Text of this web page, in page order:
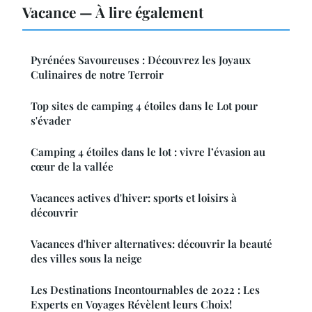
Vacance — À lire également
Pyrénées Savoureuses : Découvrez les Joyaux
Culinaires de notre Terroir
Top sites de camping 4 étoiles dans le Lot pour
s'évader
Camping 4 étoiles dans le lot : vivre l’évasion au
cœur de la vallée
Vacances actives d'hiver: sports et loisirs à
découvrir
Vacances d'hiver alternatives: découvrir la beauté
des villes sous la neige
Les Destinations Incontournables de 2022 : Les
Experts en Voyages Révèlent leurs Choix!